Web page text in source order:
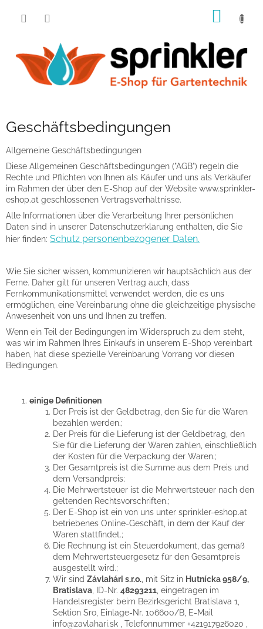
Geschäftsbedingungen
Allgemeine Geschäftsbedingungen
Diese Allgemeinen Geschäftsbedingungen ("AGB") regeln die
Rechte und Pflichten von Ihnen als Käufer und uns als Verkäufer
im Rahmen der über den E-Shop auf der Website www.sprinkler-
eshop.at geschlossenen Vertragsverhältnisse.
Alle Informationen über die Verarbeitung Ihrer persönlichen
Daten sind in unserer Datenschutzerklärung enthalten, die Sie
hier finden: Schutz personenbezogener Daten.
Wie Sie sicher wissen, kommunizieren wir hauptsächlich aus der
Ferne. Daher gilt für unseren Vertrag auch, dass
Fernkommunikationsmittel verwendet werden, die es uns
ermöglichen, eine Vereinbarung ohne die gleichzeitige physische
Anwesenheit von uns und Ihnen zu treffen.
Wenn ein Teil der Bedingungen im Widerspruch zu dem steht,
was wir im Rahmen Ihres Einkaufs in unserem E-Shop vereinbart
haben, hat diese spezielle Vereinbarung Vorrang vor diesen
Bedingungen.
einige Definitionen
Der Preis ist der Geldbetrag, den Sie für die Waren
bezahlen werden.;
Der Preis für die Lieferung ist der Geldbetrag, den
Sie für die Lieferung der Waren zahlen, einschließlich
der Kosten für die Verpackung der Waren.;
Der Gesamtpreis ist die Summe aus dem Preis und
dem Versandpreis;
Die Mehrwertsteuer ist die Mehrwertsteuer nach den
geltenden Rechtsvorschriften.;
Der E-Shop ist ein von uns unter sprinkler-eshop.at
betriebenes Online-Geschäft, in dem der Kauf der
Waren stattfindet.;
Die Rechnung ist ein Steuerdokument, das gemäß
dem Mehrwertsteuergesetz für den Gesamtpreis
ausgestellt wird.;
Wir sind Závlahári s.r.o. , mit Sitz in Hutnícka 958/9,
Bratislava , ID-Nr. 48293211 , eingetragen im
Handelsregister beim Bezirksgericht Bratislava 1,
Sektion Sro, Einlage-Nr. 106600/B, E-Mail
info@zavlahari.sk , Telefonnummer +421917926020 ,